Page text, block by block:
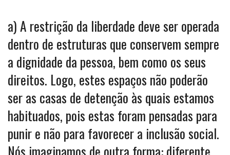
a) A restrição da liberdade deve ser operada
dentro de estruturas que conservem sempre
a dignidade da pessoa, bem como os seus
direitos. Logo, estes espaços não poderão
ser as casas de detenção às quais estamos
habituados, pois estas foram pensadas para
punir e não para favorecer a inclusão social.
Nós imaginamos de outra forma: diferente